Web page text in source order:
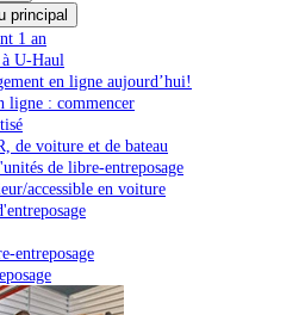
principal
1 an
U-Haul
en ligne aujourd’hui!
ligne : commencer
de voiture et de bateau
de libre-entreposage
accessible en voiture
entreposage